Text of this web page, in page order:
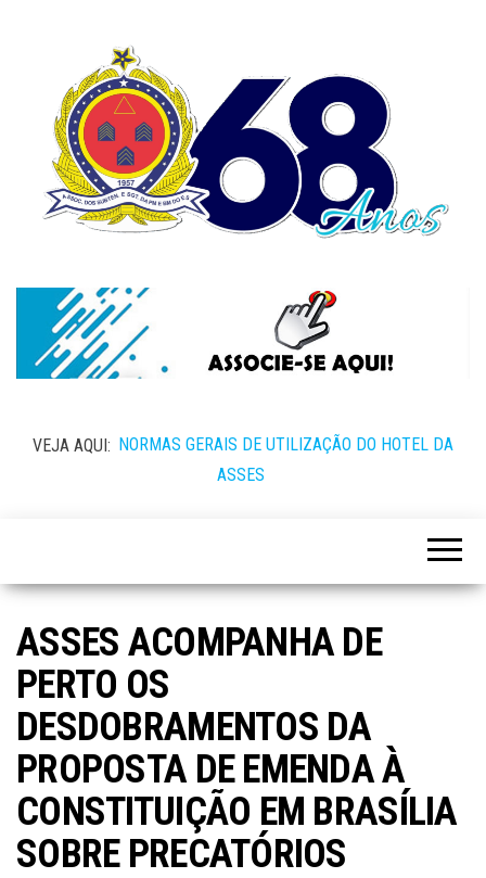
VEJA AQUI: NORMAS GERAIS DE UTILIZAÇÃO DO HOTEL DA
ASSES
ASSES ACOMPANHA DE
PERTO OS
DESDOBRAMENTOS DA
PROPOSTA DE EMENDA À
CONSTITUIÇÃO EM BRASÍLIA
SOBRE PRECATÓRIOS